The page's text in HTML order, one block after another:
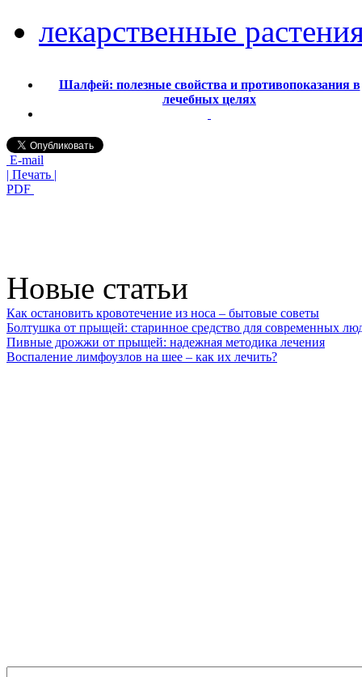
лекарственные
Шалфей: полезные свойства и противопоказания в
лечебных целях
E-mail
| Печать |
PDF
Новые статьи
Как остановить кровотечение из носа – бытовые советы
Болтушка от прыщей: старинное средство для современных
Пивные дрожжи от прыщей: надежная методика лечения
Воспаление лимфоузлов на шее – как их лечить?